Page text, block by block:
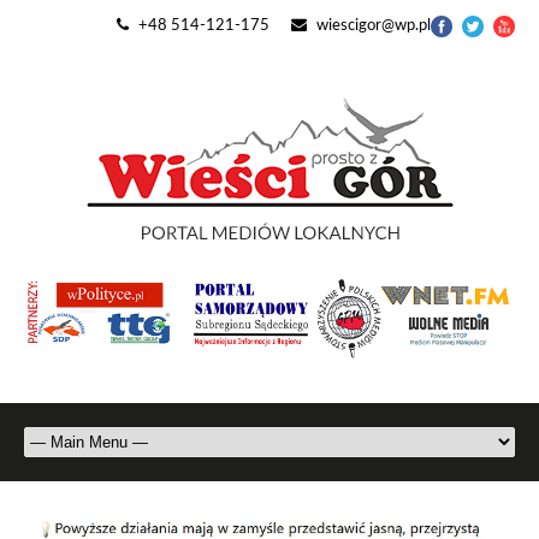
+48 514-121-175 wiescigor@wp.pl